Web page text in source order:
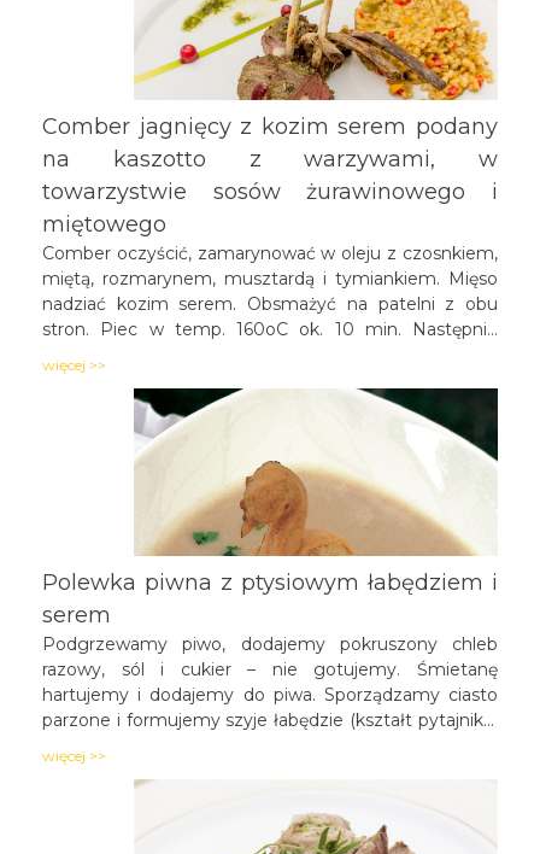
Comber jagnięcy z kozim serem podany
na kaszotto z warzywami, w
towarzystwie sosów żurawinowego i
miętowego
Comber oczyścić, zamarynować w oleju z czosnkiem,
miętą, rozmarynem, musztardą i tymiankiem. Mięso
nadziać kozim serem. Obsmażyć na patelni z obu
stron. Piec w temp. 160oC ok. 10 min. Następnie
podsmażyć na sklarowanym maśle, dodając 2 ząbki
czosnku. Doprawić papryką słodką, wegetą i pieprzem
do smaku. Do przygotowania sosu żurawinowego
potrzeba konfitury żurawinowej gotowanej w
czerwonym winie. Do tak przyrządzonego sosu
należy dodać jeszcze odrobinę świeżo wyciśniętego
soku z pomarańczy. Aby przygotować sos miętowy
trzeba rozdrobnić miętę, dodać ocet winny, czosnek i
odrobinę oliwy.
więcej >>
Polewka piwna z ptysiowym łabędziem i
serem
Podgrzewamy piwo, dodajemy pokruszony chleb
razowy, sól i cukier – nie gotujemy. Śmietanę
hartujemy i dodajemy do piwa. Sporządzamy ciasto
parzone i formujemy szyje łabędzie (kształt pytajnika)
czym suszymy i faszerujemy korpusy masą serową
przytwierdzamy głowę łabędzia.
więcej >>